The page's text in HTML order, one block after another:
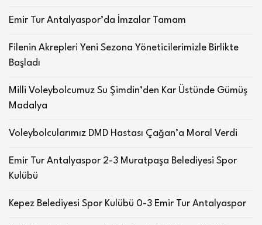
Emir Tur Antalyaspor’da İmzalar Tamam
Filenin Akrepleri Yeni Sezona Yöneticilerimizle Birlikte
Başladı
Milli Voleybolcumuz Su Şimdin’den Kar Üstünde Gümüş
Madalya
Voleybolcularımız DMD Hastası Çağan’a Moral Verdi
Emir Tur Antalyaspor 2-3 Muratpaşa Belediyesi Spor
Kulübü
Kepez Belediyesi Spor Kulübü 0-3 Emir Tur Antalyaspor